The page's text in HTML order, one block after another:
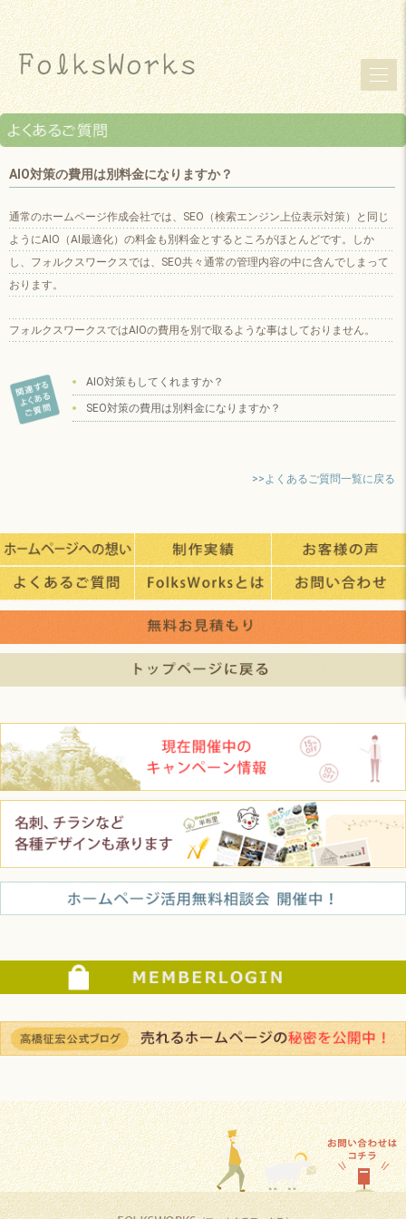
AIO対策の費用は別料金になりますか？
通常のホームページ作成会社では、SEO（検索エンジン上位表示対策）と同じ
ようにAIO（AI最適化）の料金も別料金とするところがほとんどです。しか
し、フォルクスワークスでは、SEO共々通常の管理内容の中に含んでしまって
おります。
フォルクスワークスではAIOの費用を別で取るような事はしておりません。
AIO対策もしてくれますか？
SEO対策の費用は別料金になりますか？
>>よくあるご質問一覧に戻る